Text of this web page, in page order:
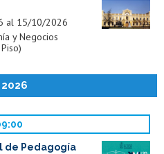
al 15/10/2026
y Negocios
de Pedagogía